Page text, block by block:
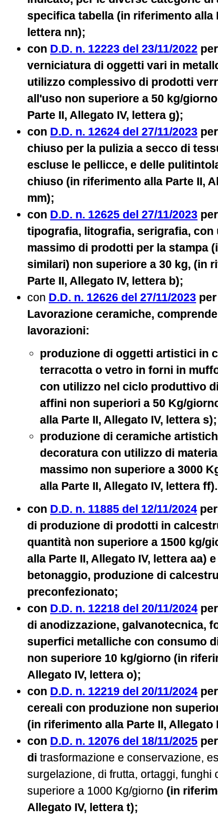
specifica tabella (in riferimento alla
lettera nn);
con D.D. n. 12223 del 23/11/2022
verniciatura di oggetti vari in
utilizzo complessivo di prodotti
all'uso non superiore a 50 kg/
Parte II, Allegato IV, lettera g);
con D.D. n. 12624 del 27/11/2023
chiuso per la pulizia a secco di
escluse le pellicce, e delle
chiuso (in riferimento alla Parte II,
mm);
con D.D. n. 12625 del 27/11/2023
tipografia, litografia, serigrafia,
massimo di prodotti per la stampa
similari) non superiore a 30 kg, (in
Parte II, Allegato IV, lettera b);
con D.D. n. 12626 del 27/11/2023
Lavorazione ceramiche,
lavorazioni:
produzione di oggetti artistici in
terracotta o vetro in forni in
con utilizzo nel ciclo produttivo
affini non superiori a 50 Kg/
alla Parte II, Allegato IV, lettera s);
produzione di ceramiche
decoratura con utilizzo di
massimo non superiore a 3000
alla Parte II, Allegato IV, lettera ff).
con D.D. n. 11885 del 12/11/2024
di produzione di prodotti in
quantità non superiore a 1500 kg/
alla Parte II, Allegato IV, lettera aa)
betonaggio, produzione di
preconfezionato;
con D.D. n. 12218 del 20/11/2024
di anodizzazione, galvanotecnica,
superfici metalliche con consumo
non superiore 10 kg/giorno (in
Allegato IV, lettera o)​;
con D.D. n. 12219 del 20/11/2024
cereali con produzione non
(in riferimento alla Parte II, Allegato
con D.D. n. 12076 del 18/11/2025
di trasformazione e conservazione,
surgelazione, di frutta, ortaggi, funghi
superiore a 1000 Kg/giorno (in
Allegato IV, lettera t)​​;